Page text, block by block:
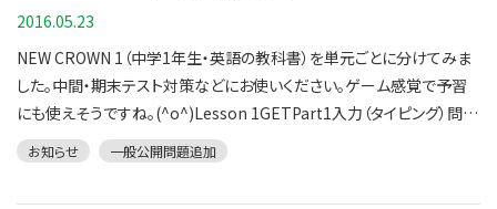
2016.05.23
NEW CROWN 1（中学1年生・英語の教科書）を単元ごとに分けてみま
した。中間・期末テスト対策などにお使いください。ゲーム感覚で予習
にも使えそうですね。(^o^)Lesson 1GETPart1入力（タイピング）問題
選択問題 Part2入力（タイピング）問題選択問題 Part3入力（タイピン
グ）問題選択問題Let's Talk 1 入力（タイピング）問題選択問題
お知らせ 一般公開問題追加